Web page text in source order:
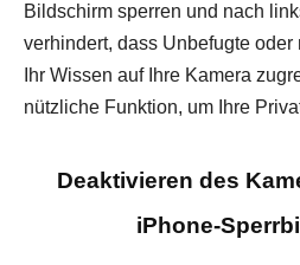
Bildschirm sperren und nach
verhindert, dass Unbefugte
Ihr Wissen auf Ihre Kamera
nützliche Funktion, um Ihre
Deaktivieren des
iPhone-